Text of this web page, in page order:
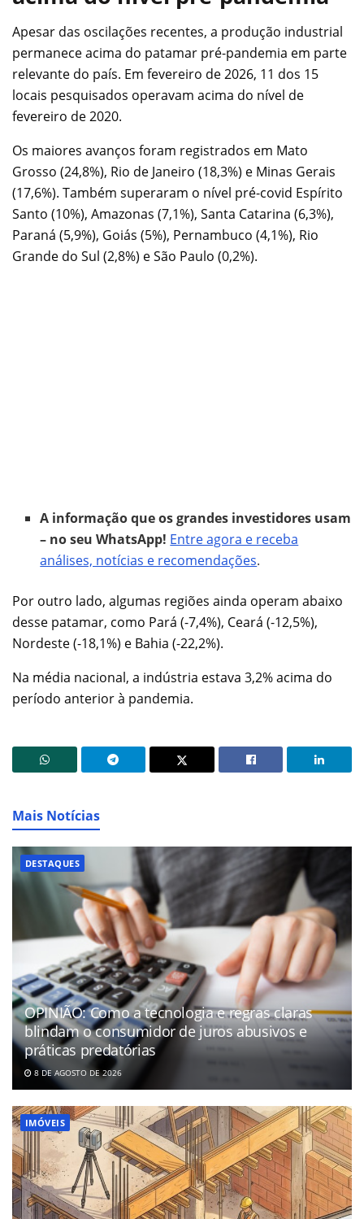
Apesar das oscilações recentes, a produção industrial
permanece acima do patamar pré-pandemia em parte
relevante do país. Em fevereiro de 2026, 11 dos 15
locais pesquisados operavam acima do nível de
fevereiro de 2020.
Os maiores avanços foram registrados em Mato
Grosso (24,8%), Rio de Janeiro (18,3%) e Minas Gerais
(17,6%). Também superaram o nível pré-covid Espírito
Santo (10%), Amazonas (7,1%), Santa Catarina (6,3%),
Paraná (5,9%), Goiás (5%), Pernambuco (4,1%), Rio
Grande do Sul (2,8%) e São Paulo (0,2%).
A informação que os grandes investidores usam
– no seu WhatsApp! Entre agora e receba
análises, notícias e recomendações.
Por outro lado, algumas regiões ainda operam abaixo
desse patamar, como Pará (-7,4%), Ceará (-12,5%),
Nordeste (-18,1%) e Bahia (-22,2%).
Na média nacional, a indústria estava 3,2% acima do
período anterior à pandemia.
Mais Notícias
DESTAQUES
OPINIÃO: Como a tecnologia e regras claras
blindam o consumidor de juros abusivos e
práticas predatórias
8 DE AGOSTO DE 2026
IMÓVEIS